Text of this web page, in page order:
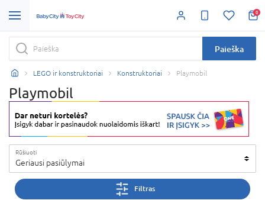
0
Paieška
LEGO ir konstruktoriai Konstruktoriai Playmobil
Playmobil
Rūšiuoti
Geriausi pasiūlymai
Filtras